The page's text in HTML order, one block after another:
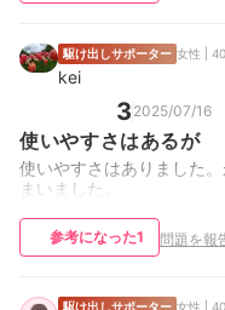
駆け出しサポーター 女性 |
kei
3 2025/07/16
使いやすさはあるが
使いやすさはありました
まいました。
参考になった1 問題を報
駆け出しサポーター 女性 |